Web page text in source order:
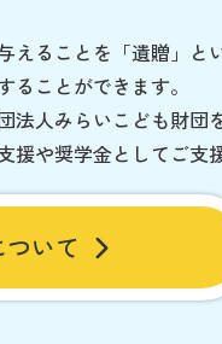
ることを「遺贈」と
ことができます。
人みらいこども財団
や奨学金としてご支
いて